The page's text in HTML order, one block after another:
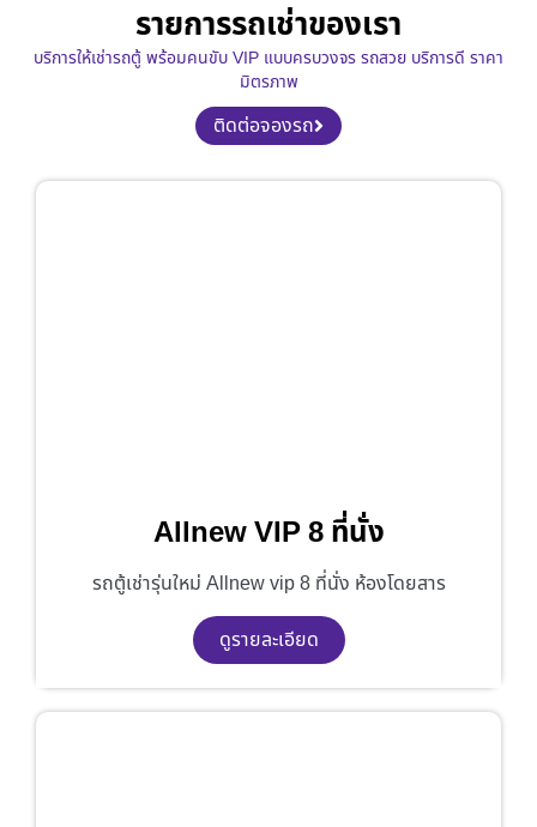
รายการรถเช่าของเรา
บริการให้เช่ารถตู้ พร้อมคนขับ VIP แบบครบวงจร รถสวย บริการดี ราคา
มิตรภาพ
ติดต่อจองรถ
Allnew VIP 8 ที่นั่ง
รถตู้เช่ารุ่นใหม่ Allnew vip 8 ที่นั่ง ห้องโดยสาร
ดูรายละเอียด